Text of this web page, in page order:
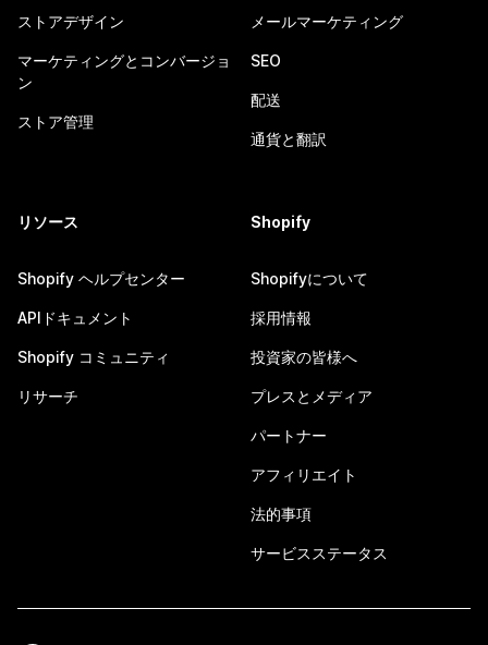
ストアデザイン
マーケティングとコンバージョ
ン
ストア管理
メールマーケティング
SEO
配送
通貨と翻訳
リソース
Shopify ヘルプセンター
APIドキュメント
Shopify コミュニティ
リサーチ
Shopify
Shopifyについて
採用情報
投資家の皆様へ
プレスとメディア
パートナー
アフィリエイト
法的事項
サービスステータス